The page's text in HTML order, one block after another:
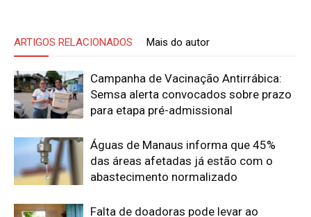
ARTIGOS RELACIONADOS Mais do autor
Campanha de Vacinação Antirrábica:
Semsa alerta convocados sobre prazo
para etapa pré-admissional
Águas de Manaus informa que 45%
das áreas afetadas já estão com o
abastecimento normalizado
Falta de doadoras pode levar ao